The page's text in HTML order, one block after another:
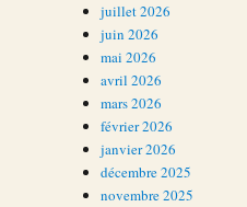
juillet 2026
juin 2026
mai 2026
avril 2026
mars 2026
février 2026
janvier 2026
décembre 2025
novembre 2025